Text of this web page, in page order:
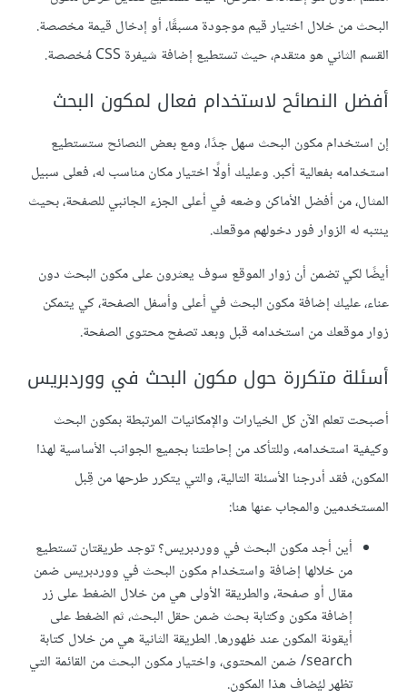
البحث من خلال اختيار قيم موجودة مسبقًا، أو إدخال قيمة مخصصة.
القسم الثاني هو متقدم، حيث تستطيع إضافة شيفرة CSS مُخصصة.
أفضل النصائح لاستخدام فعال لمكون البحث
إن استخدام مكون البحث سهل جدًا، ومع بعض النصائح ستستطيع
استخدامه بفعالية أكبر. وعليك أولًا اختيار مكان مناسب له، فعلى سبيل
المثال، من أفضل الأماكن وضعه في أعلى الجزء الجانبي للصفحة، بحيث
ينتبه له الزوار فور دخولهم موقعك.
أيضًا لكي تضمن أن زوار الموقع سوف يعثرون على مكون البحث دون
عناء، عليك إضافة مكون البحث في أعلى وأسفل الصفحة، كي يتمكن
زوار موقعك من استخدامه قبل وبعد تصفح محتوى الصفحة.
أسئلة متكررة حول مكون البحث في ووردبريس
أصبحت تعلم الآن كل الخيارات والإمكانيات المرتبطة بمكون البحث
وكيفية استخدامه، وللتأكد من إحاطتنا بجميع الجوانب الأساسية لهذا
المكون، فقد أدرجنا الأسئلة التالية، والتي يتكرر طرحها من قِبل
المستخدمين والمجاب عنها هنا:
أين أجد مكون البحث في ووردبريس؟ توجد طريقتان تستطيع
من خلالها إضافة واستخدام مكون البحث في ووردبريس ضمن
مقال أو صفحة، والطريقة الأولى هي من خلال الضغط على زر
إضافة مكون وكتابة بحث ضمن حقل البحث، ثم الضغط على
أيقونة المكون عند ظهورها. الطريقة الثانية هي من خلال كتابة
search/ ضمن المحتوى، واختيار مكون البحث من القائمة التي
تظهر ليُضاف هذا المكون.